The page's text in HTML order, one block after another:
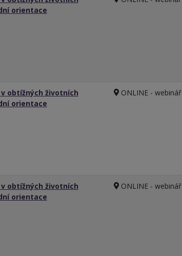
orientace
obtížných životních
orientace
ONLINE - webinář
obtížných životních
orientace
ONLINE - webinář